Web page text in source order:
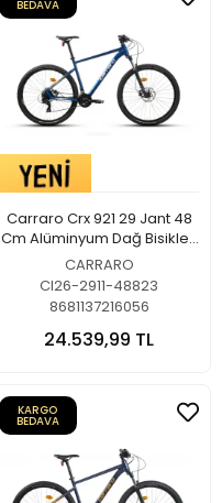
BEDAVA
Carraro Crx 921 29 Jant 48
Cm Alüminyum Dağ Bisikleti
Metalik Lacivert-Gümüş
CARRARO
CI26-2911-48823
8681137216056
24.539,99 TL
KARGO
BEDAVA